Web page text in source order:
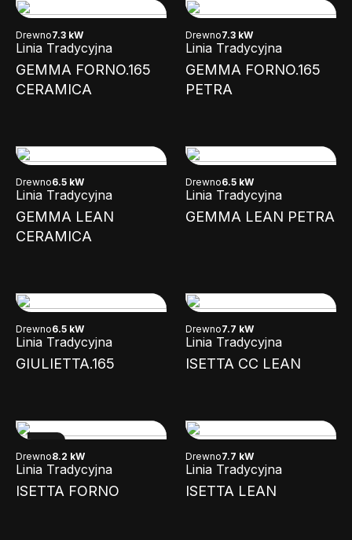
Drewno7.3 kW
Linia Tradycyjna
GEMMA FORNO.165
CERAMICA
Drewno7.3 kW
Linia Tradycyjna
GEMMA FORNO.165
PETRA
Drewno6.5 kW
Linia Tradycyjna
GEMMA LEAN
CERAMICA
Drewno6.5 kW
Linia Tradycyjna
GEMMA LEAN PETRA
Drewno6.5 kW
Linia Tradycyjna
GIULIETTA.165
Drewno7.7 kW
Linia Tradycyjna
ISETTA CC LEAN
Drewno8.2 kW
Linia Tradycyjna
ISETTA FORNO
Drewno7.7 kW
Linia Tradycyjna
ISETTA LEAN